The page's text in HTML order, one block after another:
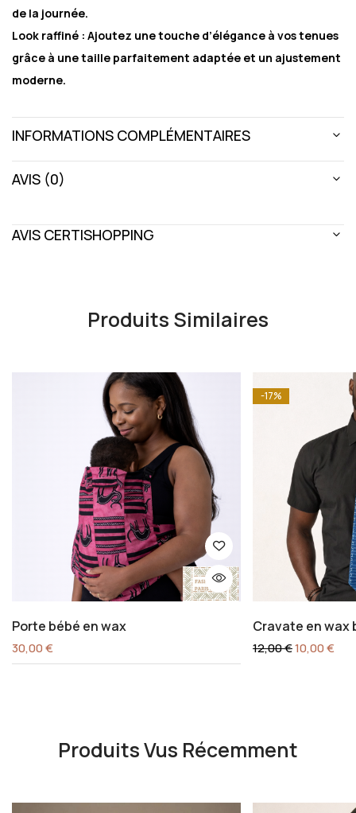
de la journée.
Look raffiné : Ajoutez une touche d’élégance à vos tenues
grâce à une taille parfaitement adaptée et un ajustement
moderne.
INFORMATIONS COMPLÉMENTAIRES
AVIS (0)
AVIS CERTISHOPPING
Produits Similaires
Porte bébé en wax
30,00€
-17%
Cravate en wax
12,00€10,00€
Produits Vus Récemment